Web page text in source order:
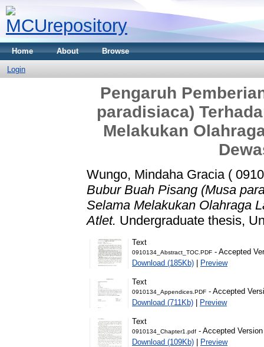
Home About Browse
Login
Pengaruh
paradisiaca)
Melakukan
Wungo, Mindaha Gracia (
Bubur Buah Pisang (Musa
Selama Melakukan Olahraga
Atlet. Undergraduate thesis,
Text
0910134_Abstract_TOC.PDF - Accepted
Download (185Kb) | Preview
Text
0910134_Appendices.PDF - Accepted
Download (711Kb) | Preview
Text
0910134_Chapter1.pdf - Accepted Version
Download (109Kb) | Preview